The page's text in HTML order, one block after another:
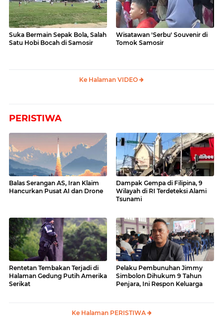
Suka Bermain Sepak Bola, Salah
Satu Hobi Bocah di Samosir
Wisatawan 'Serbu' Souvenir di
Tomok Samosir
Ke Halaman VIDEO
PERISTIWA
Balas Serangan AS, Iran Klaim
Hancurkan Pusat AI dan Drone
Dampak Gempa di Filipina, 9
Wilayah di RI Terdeteksi Alami
Tsunami
Rentetan Tembakan Terjadi di
Halaman Gedung Putih Amerika
Serikat
Pelaku Pembunuhan Jimmy
Simbolon Dihukum 9 Tahun
Penjara, Ini Respon Keluarga
Ke Halaman PERISTIWA